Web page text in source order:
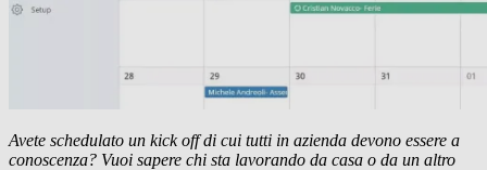
Avete schedulato un kick off di cui tutti in azienda devono essere a
conoscenza? Vuoi sapere chi sta lavorando da casa o da un altro